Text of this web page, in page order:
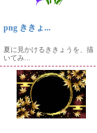
png ききょ...
夏に見かけるききょうを、描
いてみ...